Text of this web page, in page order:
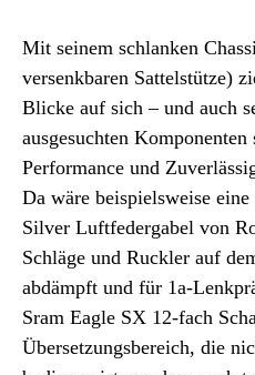
Mit seinem schlanken
versenkbaren Sattelstütze)
Blicke auf sich – und auch
ausgesuchten
Performance und
Da wäre beispielsweise
Silver Luftfedergabel von
Schläge und Ruckler auf
abdämpft und für 1a-
Sram Eagle SX 12-fach
Übersetzungsbereich, die